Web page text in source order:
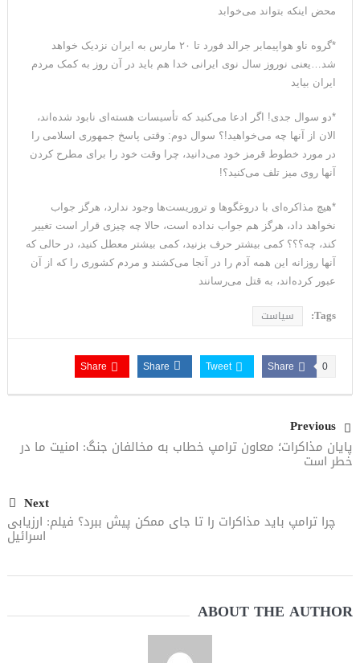
محض اینکه بتواند می‌خوابد
*گروه ناو هواپیمابر جرالد فورد تا ۲۰ مارس به ایران نزدیک خواهد
شد…یعنی نوروز سال نوی ایرانی خدا هم باید در آن روز به کمک مردم
ایران بیاید
*دو سوال جدی! اگر ادعا می‌کنید که تأسیسات هسته‌ای نابود شده‌اند،
الان از آنها چه می‌خواهید!؟ سوال دوم: وقتی پاسخ جمهوری اسلامی را
در مورد خطوط قرمز خود می‌دانید، چرا وقت خود را برای مطرح کردن
آنها روی میز تلف می‌کنید؟!
*هیچ مذاکره‌ای با دروغگوها و تروریست‌ها وجود ندارد، هرگز جواب
نخواهد داد، هرگز هم جواب نداده است، حالا چه چیزی قرار است تغییر
کند، چه؟؟؟ کمی بیشتر حرف بزنید، کمی بیشتر معطل کنید، در حالی که
آنها روزانه این همه آدم را در آنجا می‌کشند و مردم کشوری را که از آن
عبور کرده‌اند، به قتل می‌رسانند
Tags: سیاست
Share 0
Tweet
Share
Share
Previous
پایان مذاکرات؛ معاون ترامپ خطاب به مخالفان جنگ: امنیت ما در
خطر است
Next
چرا ترامپ باید مذاکرات را تا جای ممکن پیش‌ ببرد؟ فیلم: ارزیابی
اسرائیل
ABOUT THE AUTHOR